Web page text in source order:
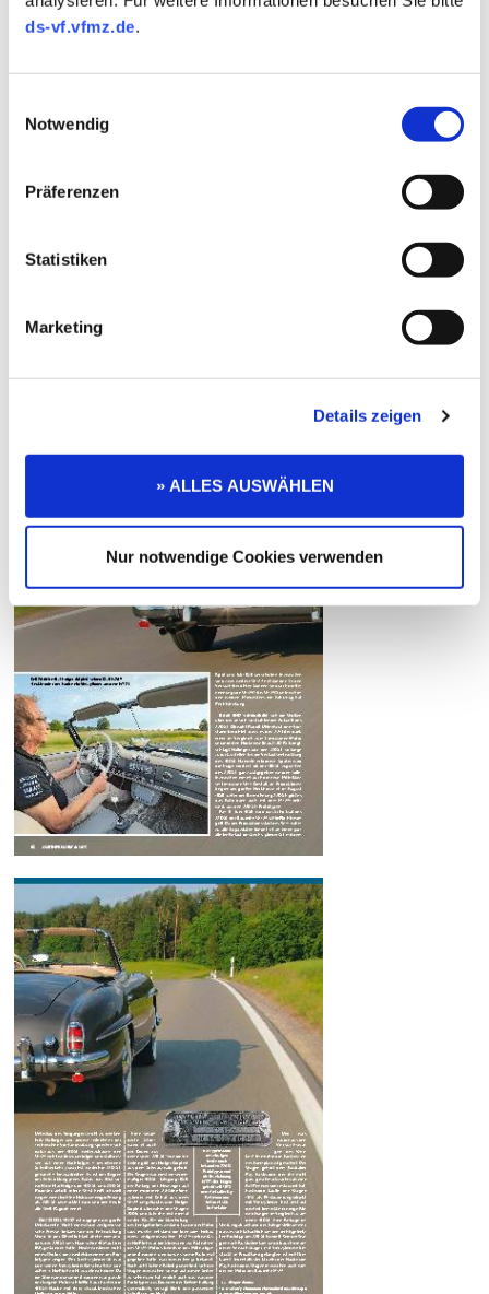
ds-vf.vfmz.de.
Notwendig
Präferenzen
Statistiken
Marketing
Details zeigen
» ALLES AUSWÄHLEN
Nur notwendige Cookies verwenden